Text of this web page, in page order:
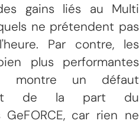
gains liés au Multi
ne prétendent pas
Par contre, les
plus performantes
montre un défaut
de la part du
car rien ne